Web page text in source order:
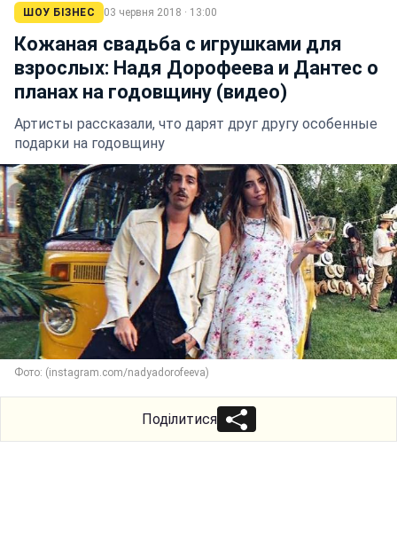
ШОУ БІЗНЕС 03 червня 2018 · 13:00
Кожаная свадьба с игрушками для
взрослых: Надя Дорофеева и Дантес о
планах на годовщину (видео)
Артисты рассказали, что дарят друг другу особенные
подарки на годовщину
Фото: (instagram.com/nadyadorofeeva)
Поділитися